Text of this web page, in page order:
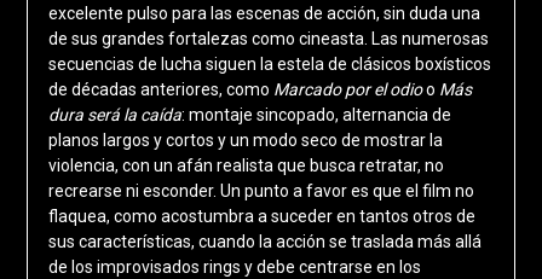
excelente pulso para las escenas de acción, sin duda una
de sus grandes fortalezas como cineasta. Las numerosas
secuencias de lucha siguen la estela de clásicos boxísticos
de décadas anteriores, como Marcado por el odioo Más
dura será la caída: montaje sincopado, alternancia de
planos largos y cortos y un modo seco de mostrar la
violencia, con un afán realista que busca retratar, no
recrearse ni esconder. Un punto a favor es que el film no
flaquea, como acostumbra a suceder en tantos otros de
sus características, cuando la acción se traslada más allá
de los improvisados rings y debe centrarse en los